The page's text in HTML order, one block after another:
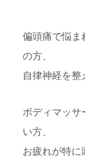
偏頭痛で悩ま
の方、
自律神経を整
ボディマッサ
い方、
お疲れが特に